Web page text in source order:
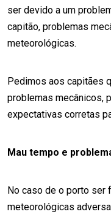
ser devido a um
capitão, problemas
meteorológicas.
Pedimos aos capitães
problemas mecânicos,
expectativas corretas
Mau tempo e
No caso de o porto ser
meteorológicas